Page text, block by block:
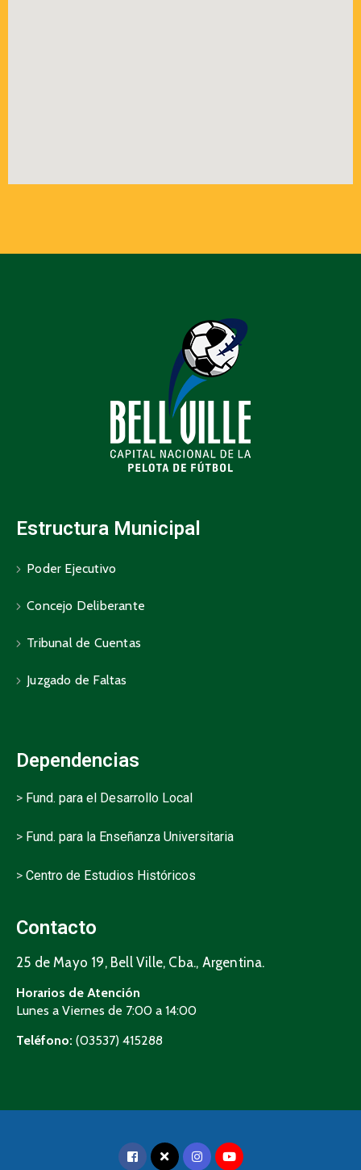
Estructura Municipal
Poder Ejecutivo
Concejo Deliberante
Tribunal de Cuentas
Juzgado de Faltas
Dependencias
> Fund. para el Desarrollo Local
> Fund. para la Enseñanza Universitaria
> Centro de Estudios Históricos
Contacto
25 de Mayo 19, Bell Ville, Cba., Argentina.
Horarios de Atención
Lunes a Viernes de 7:00 a 14:00
Teléfono: (03537) 415288